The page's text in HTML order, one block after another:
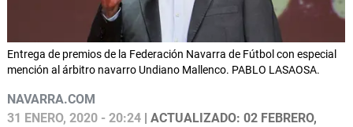
Entrega de premios de la Federación Navarra de Fútbol con especial
mención al árbitro navarro Undiano Mallenco. PABLO LASAOSA.
NAVARRA.COM
31 ENERO, 2020 - 20:24 | ACTUALIZADO: 02 FEBRERO,